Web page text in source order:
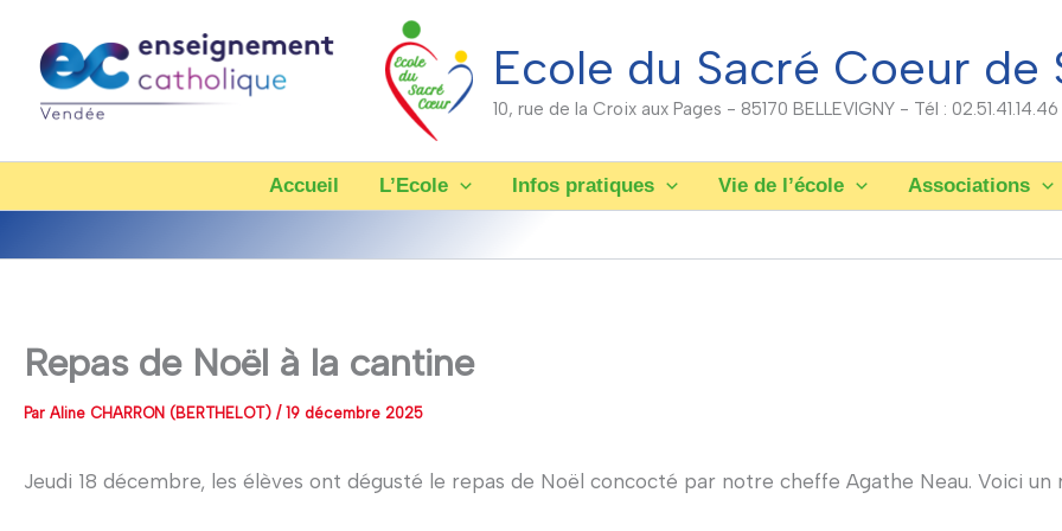
contenu
Ecole du Sacré Coeur de
10, rue de la Croix aux Pages - 85170 BELLEVIGNY - Tél : 02.51.41.14.46
Accueil L’Ecole Infos pratiques Vie de l’école Associations
Repas de Noël à la cantine
Par Aline CHARRON (BERTHELOT) / 19 décembre 2025
Jeudi 18 décembre, les élèves ont dégusté le repas de Noël concocté par notre cheffe Agathe Neau. Voici un